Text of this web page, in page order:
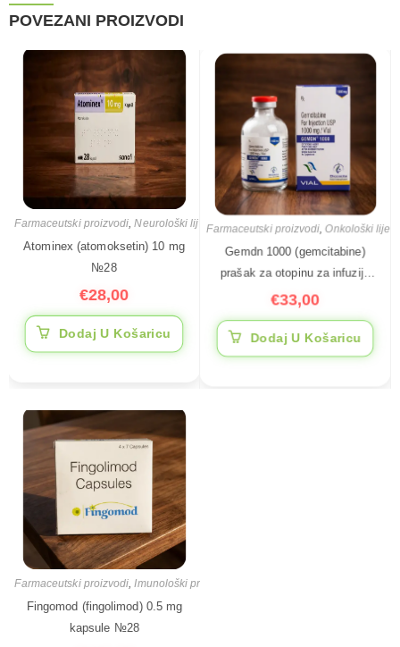
POVEZANI PROIZVODI
Farmaceutski proizvodi,Neurološki lijekovi
Atominex (atomoksetin) 10 mg
№28
€28,00
Dodaj U Košaricu
Farmaceutski proizvodi Onkološki
Gemdn 1000 (gemcitabine)
prašak za otopinu za infuziju
€33,00
Dodaj U Košaricu
Farmaceutski proizvodi,Imunološki proizvodi
Fingomod (fingolimod) 0.5 mg
kapsule №28